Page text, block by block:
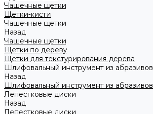
Чашечные щетки
Щетки-кисти
Чашечные щетки
Назад
Чашечные щетки
Щетки по дереву
Щётки для текстурирования дерева
Шлифовальный инструмент из абразивов
Назад
Шлифовальный инструмент из абразивов
Лепестковые диски
Назад
Лепестковые диски